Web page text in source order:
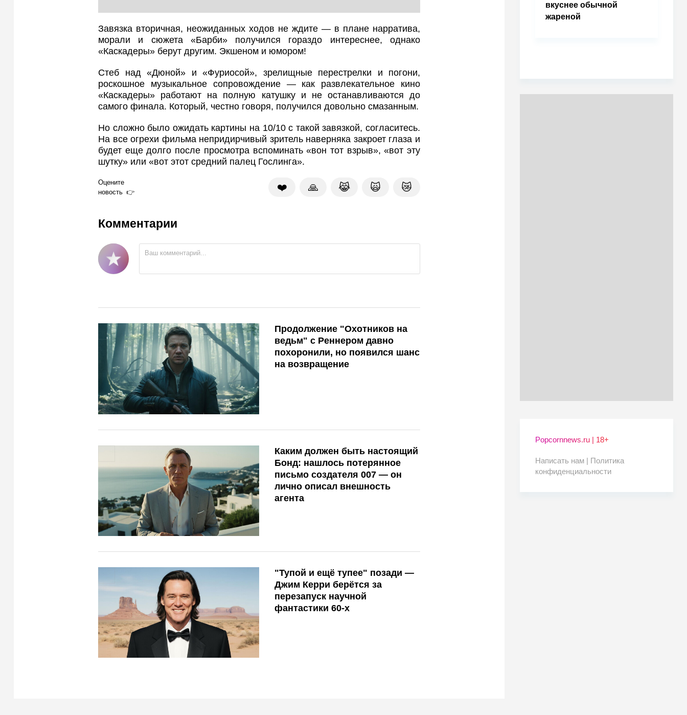
Завязка вторичная, неожиданных ходов не ждите — в плане нарратива,
морали и сюжета «Барби» получился гораздо интереснее, однако
«Каскадеры» берут другим. Экшеном и юмором!
Стеб над «Дюной» и «Фуриосой», зрелищные перестрелки и погони,
роскошное музыкальное сопровождение — как развлекательное кино
«Каскадеры» работают на полную катушку и не останавливаются до
самого финала. Который, честно говоря, получился довольно смазанным.
Но сложно было ожидать картины на 10/10 с такой завязкой, согласитесь.
На все огрехи фильма непридирчивый зритель наверняка закроет глаза и
будет еще долго после просмотра вспоминать «вон тот взрыв», «вот эту
шутку» или «вот этот средний палец Гослинга».
Оцените
новость
❤️ 🙏 😹 🙀 😿
Комментарии
Продолжение "Охотников на
ведьм" с Реннером давно
похоронили, но появился шанс
на возвращение
Каким должен быть настоящий
Бонд: нашлось потерянное
письмо создателя 007 — он
лично описал внешность
агента
"Тупой и ещё тупее" позади —
Джим Керри берётся за
перезапуск научной
фантастики 60-х
вкуснее обычной
жареной
Popcornnews.ru | 18+
Написать нам | Политика
конфиденциальности